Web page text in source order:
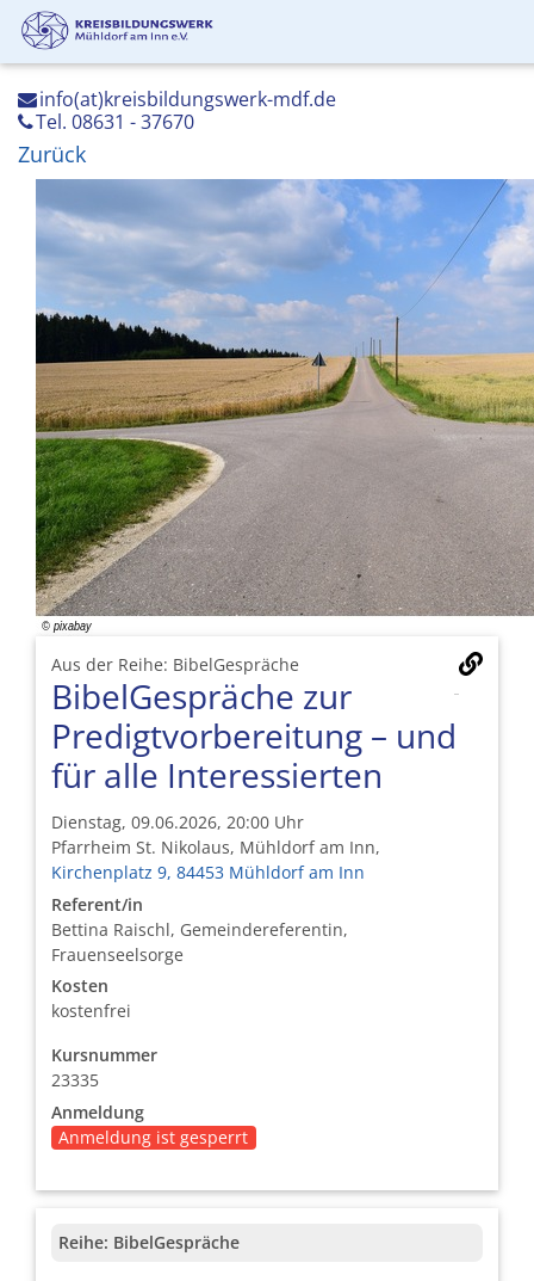
info(at)kreisbildungswerk-mdf.de
Tel. 08631 - 37670
Zurück
Aus der Reihe: BibelGespräche
BibelGespräche zur
Predigtvorbereitung – und
für alle Interessierten
Dienstag, 09.06.2026, 20:00 Uhr
Pfarrheim St. Nikolaus, Mühldorf am Inn,
Kirchenplatz 9, 84453 Mühldorf am Inn
Referent/in
Bettina Raischl, Gemeindereferentin,
Frauenseelsorge
Kosten
kostenfrei
Kursnummer
23335
Anmeldung
Anmeldung ist gesperrt
Reihe: BibelGespräche